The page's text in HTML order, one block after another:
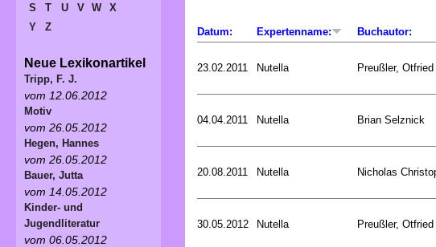
Datum: Expertenname: Buchautor:
23.02.2011 Nutella Preußler, Otfried
04.04.2011 Nutella Brian Selznick
20.08.2011 Nutella Nicholas
30.05.2012 Nutella Preußler, Otfried
S
T U V W
X
Y
Z
Neue Lexikonartikel
Tripp, F. J.
vom 12.06.2012
Motiv
vom 26.05.2012
Hegen, Hannes
vom 26.05.2012
Bauer, Jutta
vom 14.05.2012
Kinder- und
Jugendliteratur
vom 06.05.2012